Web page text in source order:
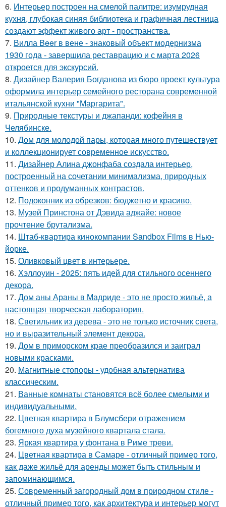
6. Интерьер построен на смелой палитре: изумрудная
кухня, глубокая синяя библиотека и графичная лестница
создают эффект живого арт - пространства.
7. Вилла Beer в вене - знаковый объект модернизма
1930 года - завершила реставрацию и с марта 2026
откроется для экскурсий.
8. Дизайнер Валерия Богданова из бюро проект культура
оформила интерьер семейного ресторана современной
итальянской кухни "Маргарита".
9. Природные текстуры и джапанди: кофейня в
Челябинске.
10. Дом для молодой пары, которая много путешествует
и коллекционирует современное искусство.
11. Дизайнер Алина джонфаба создала интерьер,
построенный на сочетании минимализма, природных
оттенков и продуманных контрастов.
12. Подоконник из обрезков: бюджетно и красиво.
13. Музей Принстона от Дэвида аджайе: новое
прочтение брутализма.
14. Штаб-квартира кинокомпании Sandbox Films в Нью-
йорке.
15. Оливковый цвет в интерьере.
16. Хэллоуин - 2025: пять идей для стильного осеннего
декора.
17. Дом аны Араны в Мадриде - это не просто жильё, а
настоящая творческая лаборатория.
18. Светильник из дерева - это не только источник света,
но и выразительный элемент декора.
19. Дом в приморском крае преобразился и заиграл
новыми красками.
20. Магнитные стопоры - удобная альтернатива
классическим.
21. Ванные комнаты становятся всё более смелыми и
индивидуальными.
22. Цветная квартира в Блумсбери отражением
богемного духа музейного квартала стала.
23. Яркая квартира у фонтана в Риме треви.
24. Цветная квартира в Самаре - отличный пример того,
как даже жильё для аренды может быть стильным и
запоминающимся.
25. Современный загородный дом в природном стиле -
отличный пример того, как архитектура и интерьер могут